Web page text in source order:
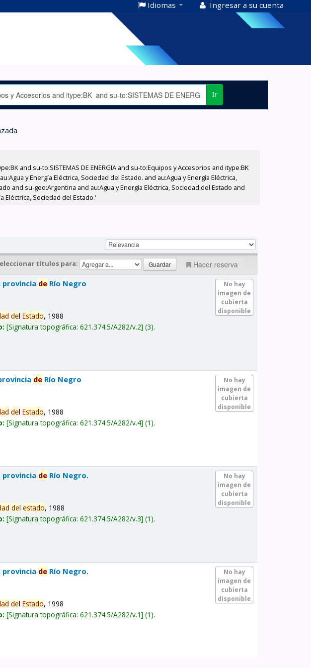
Idiomas Ingresar a su cuenta
Ir
and su-to:SISTEMAS DE ENERGIA and su-to:Equipos y Accesorios and itype:BK
y Energía Eléctrica, Sociedad del Estado. and au:Agua y Energía Eléctrica,
and su-geo:Argentina and au:Agua y Energía Eléctrica, Sociedad del Estado and
Eléctrica, Sociedad del Estado.'
títulos para: Hacer reserva
No hay
imagen de
cubierta
disponible
provincia de Río Negro
delEstado, 1988
Signatura topográfica:621.374.5/A282/v.2 (3).
No hay
imagen de
cubierta
disponible
de Río Negro
delEstado, 1988
Signatura topográfica:621.374.5/A282/v.4 (1).
No hay
imagen de
cubierta
disponible
provincia de Río Negro.
delestado, 1988
Signatura topográfica:621.374.5/A282/v.3 (1).
No hay
imagen de
cubierta
disponible
provincia de Río Negro.
delEstado, 1998
Signatura topográfica:621.374.5/A282/v.1 (1).